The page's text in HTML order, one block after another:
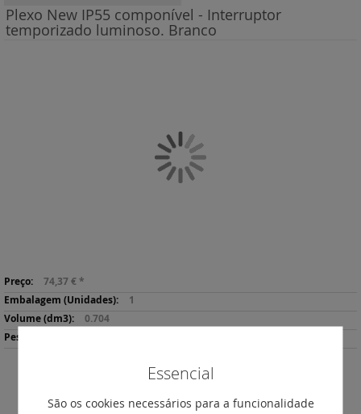
Plexo New IP55 componível - Interruptor
temporizado luminoso. Branco
Mais
informação
74,37 € *
1
0.704
Imprimir
para
o
início
da
Essencial
São os cookies necessários para a funcionalidade